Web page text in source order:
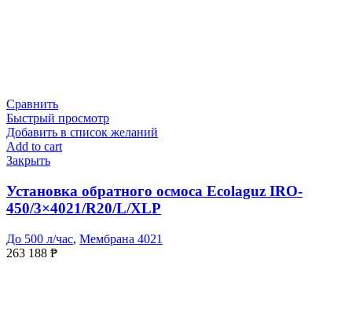
Сравнить
Быстрый просмотр
Добавить в список желаний
Add to cart
Закрыть
Установка обратного осмоса Ecolaguz IRO-
450/3×4021/R20/L/XLP
До 500 л/час, Мембрана 4021
263 188 ₱